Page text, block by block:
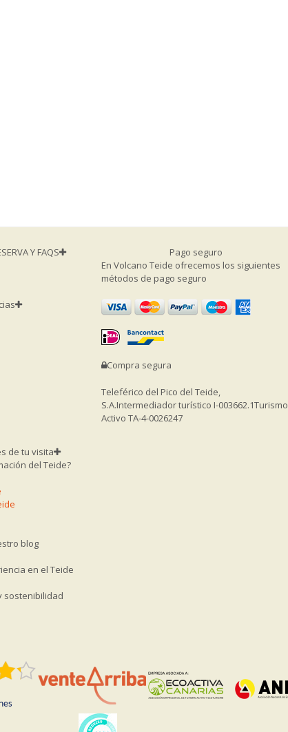
Y FAQS
Pago seguro
En Volcano Teide ofrecemos los siguientes
métodos de pago seguro
Compra segura
Teleférico del Pico del Teide,
S.A.Intermediador turístico I-003662.1Turismo
Activo TA-4-0026247
de tu visita
del Teide?
blog
en el Teide
sostenibilidad